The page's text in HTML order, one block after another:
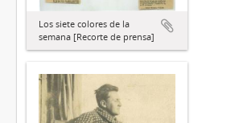
Los siete colores de la
semana [Recorte de prensa]